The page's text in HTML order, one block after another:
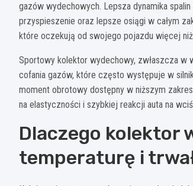
gazów wydechowych. Lepsza dynamika
przyspieszenie oraz lepsze osiągi w całym
które oczekują od swojego pojazdu więcej
Sportowy kolektor wydechowy, zwłaszcza w
cofania gazów, które często występuje w
moment obrotowy dostępny w niższym
na elastyczności i szybkiej reakcji auta na
Dlaczego kolektor
temperaturę i